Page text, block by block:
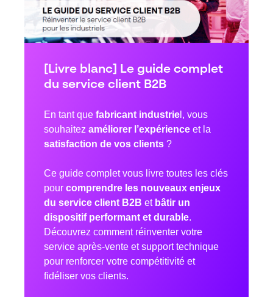
[Livre blanc] Le guide complet
du service client B2B
En tant que fabricant industrie l, vous
souhaitez améliorer l’expérience et la
satisfaction de vos clients ?
Ce guide complet vous livre toutes les clés
pour comprendre les nouveaux enjeux
du service client B2B et bâtir un
dispositif performant et durable.
Découvrez comment réinventer votre
service après-vente et support technique
pour renforcer votre compétitivité et
fidéliser vos clients.